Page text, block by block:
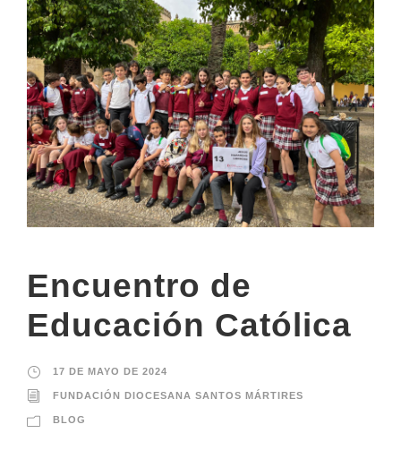
Encuentro de
Educación Católica
17 DE MAYO DE 2024
FUNDACIÓN DIOCESANA SANTOS MÁRTIRES
BLOG